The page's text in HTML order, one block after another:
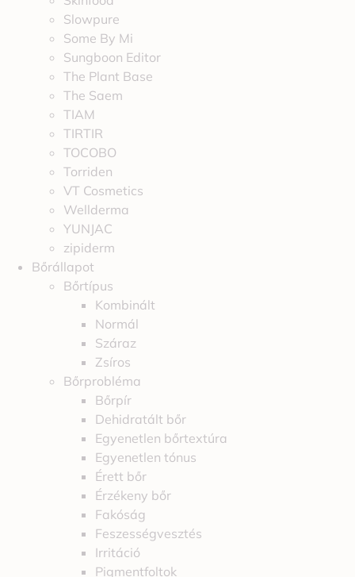
Slowpure
Some By Mi
Sungboon Editor
The Plant Base
The Saem
TIAM
TIRTIR
TOCOBO
Torriden
VT Cosmetics
Wellderma
YUNJAC
zipiderm
Bőrállapot
Bőrtípus
Kombinált
Normál
Száraz
Zsíros
Bőrprobléma
Bőrpír
Dehidratált bőr
Egyenetlen bőrtextúra
Egyenetlen tónus
Érett bőr
Érzékeny bőr
Fakóság
Feszességvesztés
Irritáció
Pigmentfoltok